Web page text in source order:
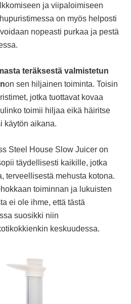
ja viipaloimiseen
on myös helposti
nopeasti purkaa ja pestä
teräksestä valmistetun
on sen hiljainen toiminta. Toisin
jotka tuottavat kovaa
toimii hiljaa eikä häiritse
käytön aikana.
Steel House Slow Juicer on
täydellisesti kaikille, jotka
terveellisestä mehusta kotona.
toiminnan ja lukuisten
ei ole ihme, että tästä
suosikki niin
keskuudessa.